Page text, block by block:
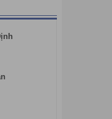
với
chóng,
làm từ
thị